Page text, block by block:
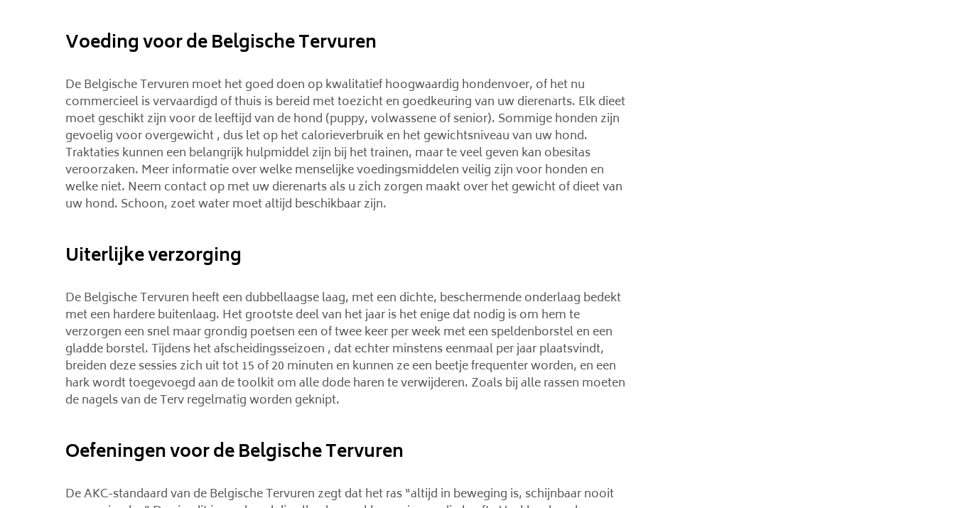
Voeding voor de Belgische Tervuren
De Belgische Tervuren moet het goed doen op kwalitatief hoogwaardig hondenvoer, of het nu
commercieel is vervaardigd of thuis is bereid met toezicht en goedkeuring van uw dierenarts. Elk dieet
moet geschikt zijn voor de leeftijd van de hond (puppy, volwassene of senior). Sommige honden zijn
gevoelig voor overgewicht , dus let op het calorieverbruik en het gewichtsniveau van uw hond.
Traktaties kunnen een belangrijk hulpmiddel zijn bij het trainen, maar te veel geven kan obesitas
veroorzaken. Meer informatie over welke menselijke voedingsmiddelen veilig zijn voor honden en
welke niet. Neem contact op met uw dierenarts als u zich zorgen maakt over het gewicht of dieet van
uw hond. Schoon, zoet water moet altijd beschikbaar zijn.
Uiterlijke verzorging
De Belgische Tervuren heeft een dubbellaagse laag, met een dichte, beschermende onderlaag bedekt
met een hardere buitenlaag. Het grootste deel van het jaar is het enige dat nodig is om hem te
verzorgen een snel maar grondig poetsen een of twee keer per week met een speldenborstel en een
gladde borstel. Tijdens het afscheidingsseizoen , dat echter minstens eenmaal per jaar plaatsvindt,
breiden deze sessies zich uit tot 15 of 20 minuten en kunnen ze een beetje frequenter worden, en een
hark wordt toegevoegd aan de toolkit om alle dode haren te verwijderen. Zoals bij alle rassen moeten
de nagels van de Terv regelmatig worden geknipt.
Oefeningen voor de Belgische Tervuren
De AKC-standaard van de Belgische Tervuren zegt dat het ras “altijd in beweging is, schijnbaar nooit